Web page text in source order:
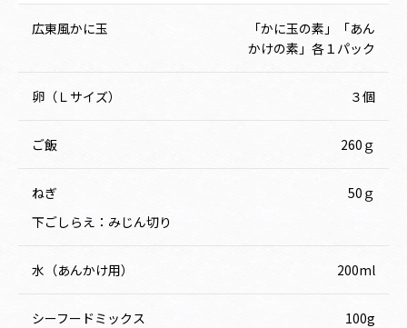
広東風かに玉
「かに玉の素」「あん
かけの素」各１パック
卵（Ｌサイズ） ３個
ご飯 260ｇ
ねぎ
50ｇ
下ごしらえ：みじん切り
水（あんかけ用） 200ml
シーフードミックス 100g